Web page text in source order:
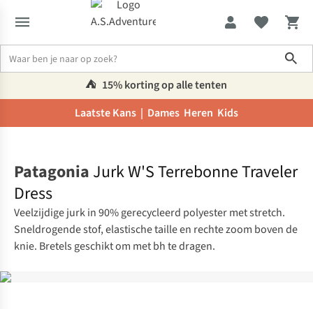
⛺️ 15% korting op alle tenten
Laatste Kans | Dames Heren Kids
Patagonia Jurk W'S Terrebonne Traveler
Dress
Veelzijdige jurk in 90% gerecycleerd polyester met stretch.
Sneldrogende stof, elastische taille en rechte zoom boven de
knie. Bretels geschikt om met bh te dragen.